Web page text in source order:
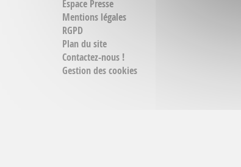
Espace Presse
Mentions légales
RGPD
Plan du site
Contactez-nous !
Gestion des cookies